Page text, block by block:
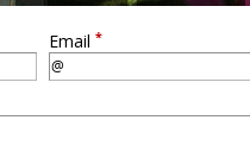
Email *